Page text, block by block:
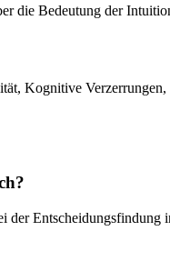
die Bedeutung der
Kognitive